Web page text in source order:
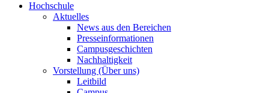
Hochschule
Aktuelles
News aus den Bereichen
Presseinformationen
Campusgeschichten
Nachhaltigkeit
Vorstellung (Über uns)
Leitbild